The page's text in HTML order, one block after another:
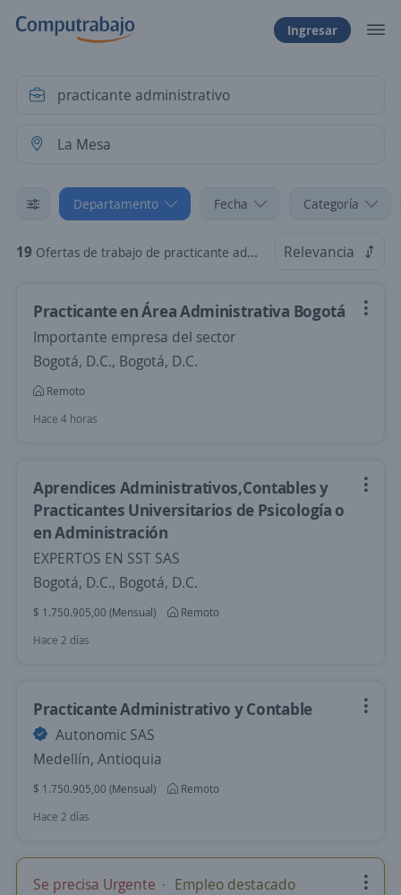
Ingresar
Departamento Fecha Categoría
19 Ofertas de trabajo de practicante administrativo en La Mesa, Cundinamarca Relevancia
Practicante en Área Administrativa Bogotá
Importante empresa del sector
Bogotá, D.C., Bogotá, D.C.
Remoto
Hace 4 horas
Aprendices Administrativos,Contables y
Practicantes Universitarios de Psicología o
en Administración
EXPERTOS EN SST SAS
Bogotá, D.C., Bogotá, D.C.
$ 1.750.905,00 (Mensual)
Remoto
Hace 2 días
Practicante Administrativo y Contable
Autonomic SAS
Medellín, Antioquia
$ 1.750.905,00 (Mensual)
Remoto
Hace 2 días
Se precisa Urgente Empleo destacado